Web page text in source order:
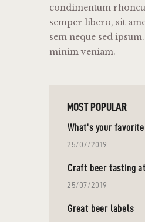
condimentum
semper libero, sit
sem neque sed
minim veniam.
MOST POPULAR
What’s your
25/07/2019
Craft beer tasting
25/07/2019
Great beer labels